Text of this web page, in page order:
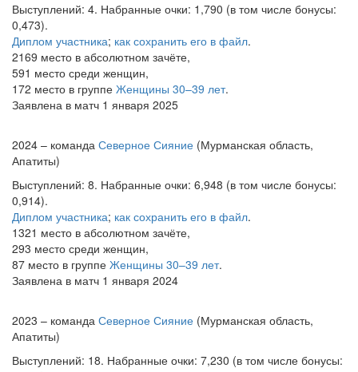
Выступлений: 4. Набранные очки: 1,790 (в том числе бонусы:
0,473).
Диплом участника; как сохранить его в файл.
2169 место в абсолютном зачёте,
591 место среди женщин,
172 место в группе Женщины 30–39 лет.
Заявлена в матч 1 января 2025
2024 – команда Северное Сияние (Мурманская область,
Апатиты)
Выступлений: 8. Набранные очки: 6,948 (в том числе бонусы:
0,914).
Диплом участника; как сохранить его в файл.
1321 место в абсолютном зачёте,
293 место среди женщин,
87 место в группе Женщины 30–39 лет.
Заявлена в матч 1 января 2024
2023 – команда Северное Сияние (Мурманская область,
Апатиты)
Выступлений: 18. Набранные очки: 7,230 (в том числе бонусы: